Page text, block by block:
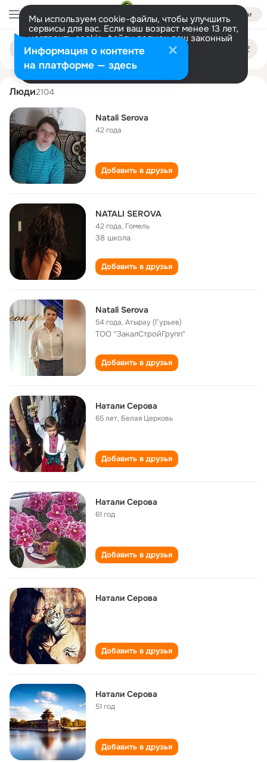
Войти
Мы используем cookie-файлы, чтобы улучшить
сервисы для вас. Если ваш возраст менее 13 лет,
настроить cookie-файлы должен ваш законный
представитель. Больше информации
Разрешить все Настроить
Поиск
людям
natali serova
Люди2104
Natali Serova
42 года
Добавить в друзья
NATALI SEROVA
42 года, Гомель
38 школа
Добавить в друзья
Natali Serova
54 года,Атырау (Гурьев)
ТОО "ЗакалСтройГрупп"
Добавить в друзья
Натали Серова
65 лет, Белая Церковь
Добавить в друзья
Натали Серова
61 год
Добавить в друзья
Натали Серова
Добавить в друзья
Натали Серова
51 год
Добавить в друзья
Информация о контенте
на платформе — здесь